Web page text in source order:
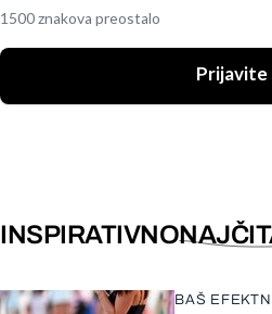
1500 znakova preostalo
Prijavite
INSPIRATIVNO
BAŠ